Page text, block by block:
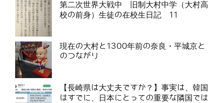
第二次世界大戦中 旧制大村中学（大村高
校の前身）生徒の在校生日記 11
現在の大村と1300年前の奈良・平城京と
のつながり
【長崎県は大丈夫ですか？】事実は、韓国
はすでに、日本にとっての重要な隣国では